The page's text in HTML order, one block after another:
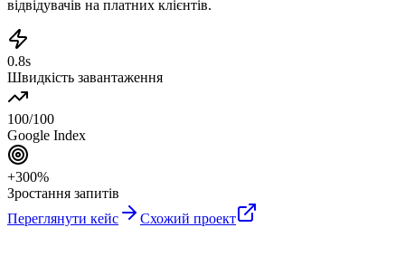
відвідувачів на платних клієнтів.
0.8s
Швидкість завантаження
100/100
Google Index
+300%
Зростання запитів
Переглянути кейс
Схожий проект